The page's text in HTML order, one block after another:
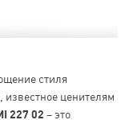
стиля
известное ценителям
227 02 – это